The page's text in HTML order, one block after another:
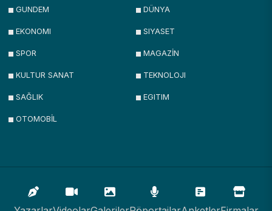
GUNDEM DÜNYA
EKONOMI SIYASET
SPOR MAGAZİN
KULTUR SANAT TEKNOLOJI
SAĞLIK EGITIM
OTOMOBİL